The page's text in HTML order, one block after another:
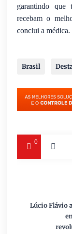
garantindo que
recebam o
conclui a médica.
Brasil
0
Lúcio Flávio